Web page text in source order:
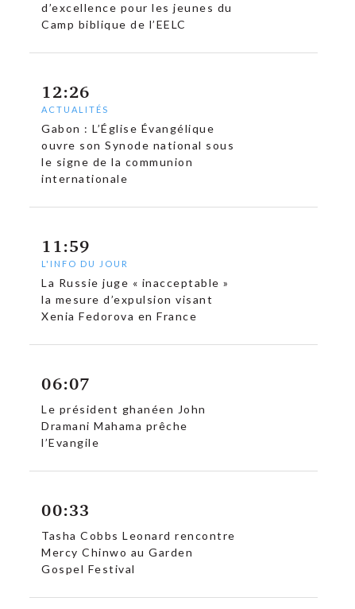
d’excellence pour les jeunes du
Camp biblique de l’EELC
12:26
ACTUALITÉS
Gabon : L’Église Évangélique
ouvre son Synode national sous
le signe de la communion
internationale
11:59
L'INFO DU JOUR
La Russie juge « inacceptable »
la mesure d’expulsion visant
Xenia Fedorova en France
06:07
Le président ghanéen John
Dramani Mahama prêche
l’Evangile
00:33
Tasha Cobbs Leonard rencontre
Mercy Chinwo au Garden
Gospel Festival